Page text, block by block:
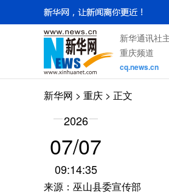
新华通讯社
重庆频道
cq.news.cn
新华网 > 重庆 > 正文
2026
07/07
09:14:35
来源：巫山县委宣传部